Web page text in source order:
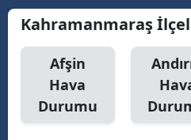
Kahramanmaraş
Afşin
Hava
Durumu